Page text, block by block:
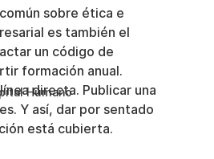
Humano
sobre ética e
es también el
un código de
formación anual.
directa. Publicar una
Y así, dar por sentado
está cubierta.